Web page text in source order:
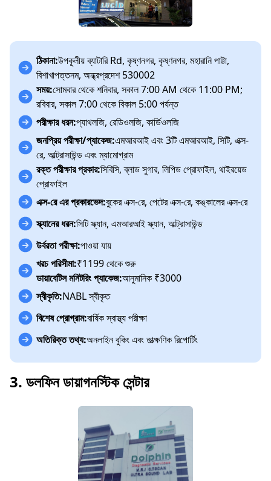
ঠিকানা:উপকূলীয় ব্যাটারি Rd, কৃষ্ণনগর, কৃষ্ণনগর, মহারানি পাট্টা,
বিশাখাপত্তনম, অন্ধ্রপ্রদেশ 530002
সময়:সোমবার থেকে শনিবার, সকাল 7:00 AM থেকে 11:00 PM;
রবিবার, সকাল 7:00 থেকে বিকাল 5:00 পর্যন্ত
পরীক্ষার ধরন:প্যাথলজি, রেডিওলজি, কার্ডিওলজি
জনপ্রিয় পরীক্ষা/প্যাকেজ:এমআরআই এবং 3টি এমআরআই, সিটি, এক্স-
রে, আল্ট্রাসাউন্ড এবং ম্যামোগ্রাম
রক্ত পরীক্ষার প্রকার:সিবিসি, ব্লাড সুগার, লিপিড প্রোফাইল, থাইরয়েড
প্রোফাইল
এক্স-রে এর প্রকারভেদ:বুকের এক্স-রে, পেটের এক্স-রে, কঙ্কালের এক্স-রে
স্ক্যানের ধরন:সিটি স্ক্যান, এমআরআই স্ক্যান, আল্ট্রাসাউন্ড
উর্বরতা পরীক্ষা:পাওয়া যায়
খরচ পরিসীমা:₹1199 থেকে শুরু
ডায়াবেটিস মনিটরিং প্যাকেজ:আনুমানিক ₹3000
স্বীকৃতি:NABL স্বীকৃত
বিশেষ প্রোগ্রাম:বার্ষিক স্বাস্থ্য পরীক্ষা
অতিরিক্ত তথ্য:অনলাইন বুকিং এবং তাত্ক্ষণিক রিপোর্টিং
3. ডলফিন ডায়াগনস্টিক সেন্টার